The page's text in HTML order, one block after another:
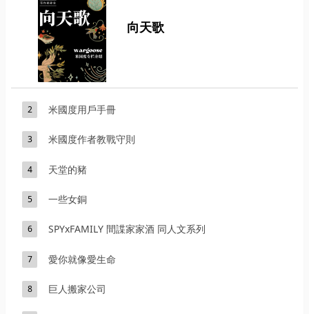
向天歌
米國度用戶手冊
2
米國度作者教戰守則
3
天堂的豬
4
一些女銅
5
SPYxFAMILY 間諜家家酒 同人文系列
6
愛你就像愛生命
7
巨人搬家公司
8